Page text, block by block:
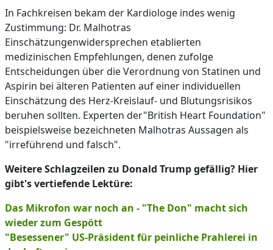
In Fachkreisen bekam der Kardiologe indes wenig
Zustimmung: Dr. Malhotras
Einschätzungenwidersprechen etablierten
medizinischen Empfehlungen, denen zufolge
Entscheidungen über die Verordnung von Statinen und
Aspirin bei älteren Patienten auf einer individuellen
Einschätzung des Herz-Kreislauf- und Blutungsrisikos
beruhen sollten. Experten der"British Heart Foundation"
beispielsweise bezeichneten Malhotras Aussagen als
"irreführend und falsch".
Weitere Schlagzeilen zu Donald Trump gefällig? Hier
gibt's vertiefende Lektüre:
Das Mikrofon war noch an - "The Don" macht sich
wieder zum Gespött
"Besessener" US-Präsident für peinliche Prahlerei in